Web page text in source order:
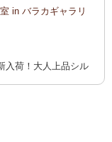
と、お買い物に使
in バラカギャラリ
入荷！大人上品シル